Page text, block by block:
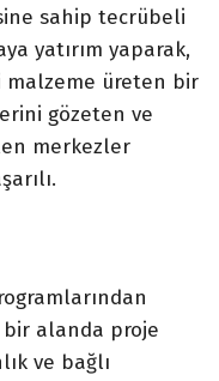
sahip tecrübeli
yatırım yaparak,
malzeme üreten bir
gözeten ve
merkezler
bir alanda proje
ve bağlı